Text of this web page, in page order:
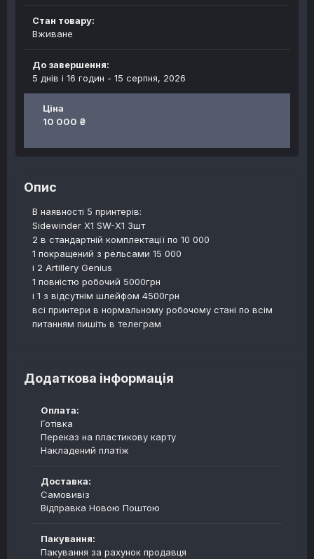
Стан товару:
Вживане
До завершення:
5 днів і 16 годин - 15 серпня, 2026
Ціна
10 000 ₴
Опис
В наявності 5 принтерів:
Sidewinder X1 SW-X1 3шт
2 в стандартній комплектації по 10 000
1 покращений з рельсами 15 000
і 2 Artillery Genius
1 повністю робочий 5000грн
і 1 з відсутнім шлейфом 4500грн
всі принтери в нормальному робочому стані по всім
питанням пишіть в телеграм
Додаткова інформація
Оплата:
Готівка
Переказ на пластикову карту
Накладений платіж
Доставка:
Самовивіз
Відправка Новою Поштою
Пакування:
Пакування за рахунок продавця